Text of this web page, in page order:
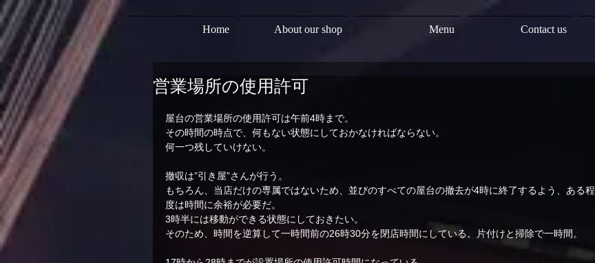
Home About our shop Menu Contact us
営業場所の使用許可
屋台の営業場所の使用許可は午前4時まで。
その時間の時点で、何もない状態にしておかなければならない。
何一つ残していけない。
撤収は”引き屋”さんが行う。
もちろん、当店だけの専属ではないため、並びのすべての屋台の撤去が4時に終了するよう、ある程
度は時間に余裕が必要だ。
3時半には移動ができる状態にしておきたい。
そのため、時間を逆算して一時間前の26時30分を閉店時間にしている。片付けと掃除で一時間。